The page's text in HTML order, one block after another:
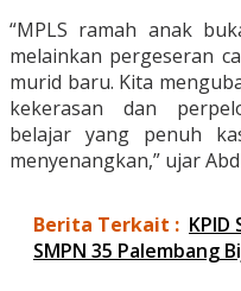
“MPLS ramah anak
melainkan pergeseran
murid baru. Kita
kekerasan dan
belajar yang penuh
menyenangkan,” ujar
Berita Terkait : KPID
SMPN 35 Palembang